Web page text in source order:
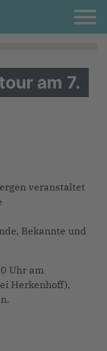
am 7.
veranstaltet
Bekannte und
Uhr am
Herkenhoff),